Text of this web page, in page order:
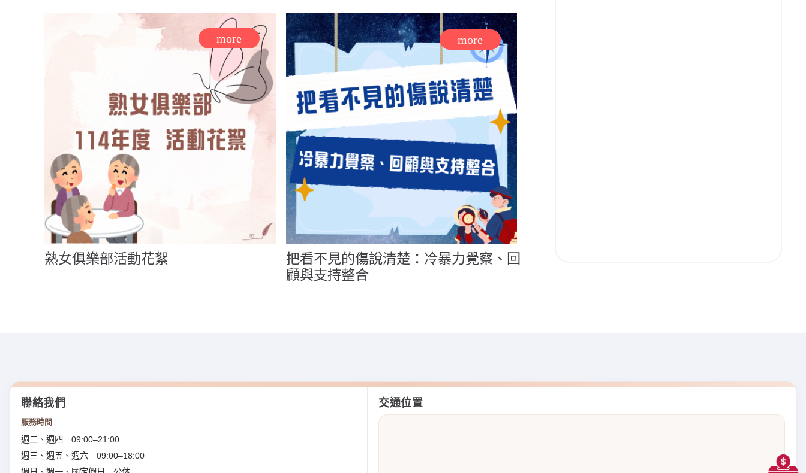
熟女俱樂部活動花絮
把看不見的傷說清楚：冷暴力覺察、回
顧與支持整合
聯絡我們
服務時間
週二、週四 09:00–21:00
週三、週五、週六 09:00–18:00
交通位置